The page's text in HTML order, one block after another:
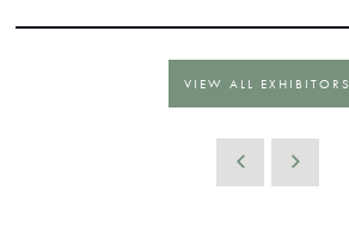
VIEW ALL EXHIBITORS